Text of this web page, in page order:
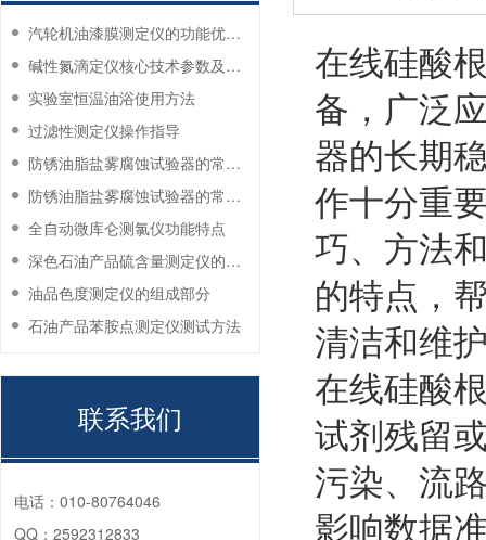
在线硅酸
备，广泛
器的长期
作十分重
巧、方法
的特点，
清洁和维
在线硅酸
试剂残留
污染、流
影响数据
汽轮机油漆膜测定仪的功能优势有哪些？
碱性氮滴定仪核心技术参数及应用说明
实验室恒温油浴使用方法
过滤性测定仪操作指导
防锈油脂盐雾腐蚀试验器的常见故障与解决方法
防锈油脂盐雾腐蚀试验器的常见故障与解决方法
全自动微库仑测氯仪功能特点
深色石油产品硫含量测定仪的工作环境要求
油品色度测定仪的组成部分
石油产品苯胺点测定仪测试方法
联系我们
电话： 010-80764046
QQ： 2592312833